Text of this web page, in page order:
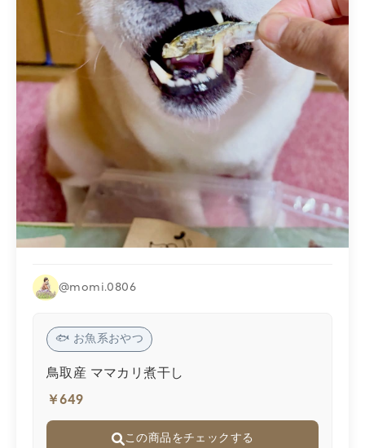
@momi.0806
🐟 お魚系おやつ
鳥取産 ママカリ煮干し
￥649
この商品をチェックする